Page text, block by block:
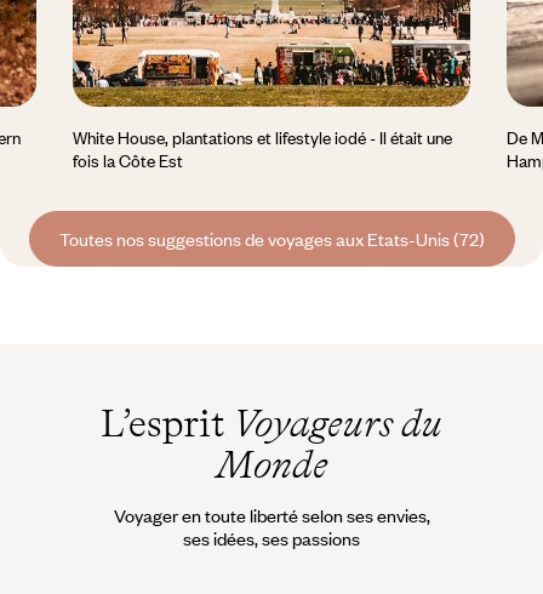
White House, plantations et lifestyle iodé - Il était une
fois la Côte Est
De
Toutes nos suggestions de voyages aux Etats-Unis (72)
L’esprit Voyageurs du
Monde
Voyager en toute liberté selon ses envies,
ses idées, ses passions